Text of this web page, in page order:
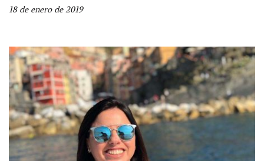
18 de enero de 2019